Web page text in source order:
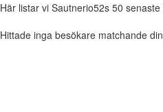
Här listar vi Sautnerio52s 50
Hittade inga besökare matchande